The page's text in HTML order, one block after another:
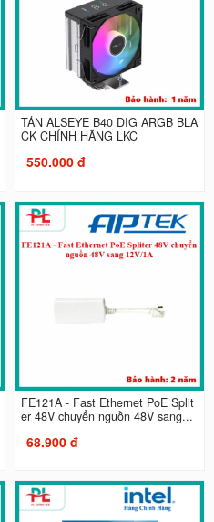
TẢN ALSEYE B40 DIG ARGB BLA
CK CHÍNH HÃNG LKC
550.000 đ
FE121A - Fast Ethernet PoE Split
er 48V chuyển nguồn 48V sang...
68.900 đ